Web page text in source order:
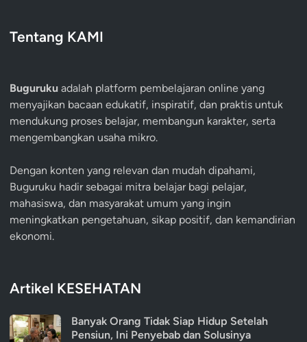
Tentang KAMI
Buguruku adalah platform pembelajaran online yang
menyajikan bacaan edukatif, inspiratif, dan praktis untuk
mendukung proses belajar, membangun karakter, serta
mengembangkan usaha mikro.
Dengan konten yang relevan dan mudah dipahami,
Buguruku hadir sebagai mitra belajar bagi pelajar,
mahasiswa, dan masyarakat umum yang ingin
meningkatkan pengetahuan, sikap positif, dan kemandirian
ekonomi.
Artikel KESEHATAN
Banyak Orang Tidak Siap Hidup Setelah
Pensiun, Ini Penyebab dan Solusinya